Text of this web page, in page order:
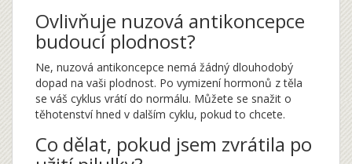
Ovlivňuje nuzová antikoncepce
budoucí plodnost?
Ne, nuzová antikoncepce nemá žádný dlouhodobý
dopad na vaši plodnost. Po vymizení hormonů z těla
se váš cyklus vrátí do normálu. Můžete se snažit o
těhotenství hned v dalším cyklu, pokud to chcete.
Co dělat, pokud jsem zvrátila po